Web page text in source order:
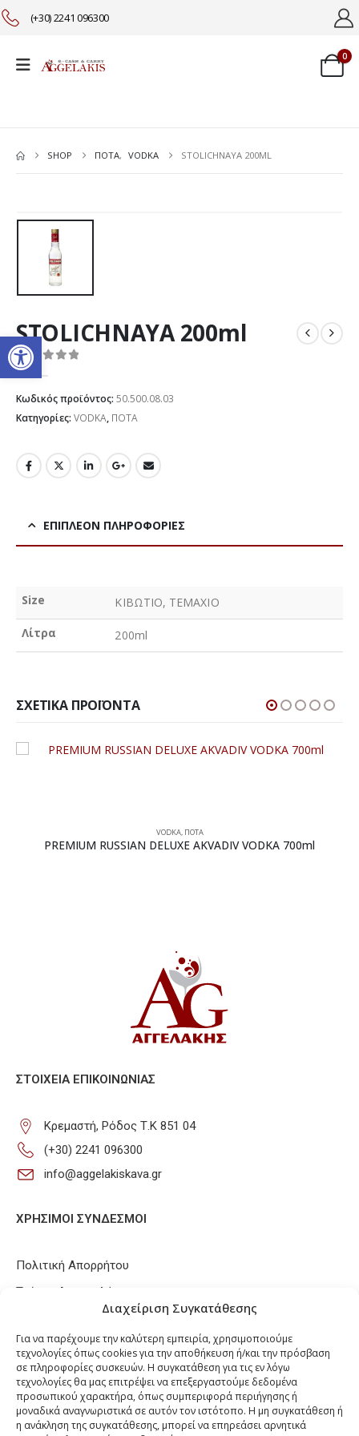
Ανοίξτε τη γραμμή
Διαχείριση Συγκατάθεσης
Για να παρέχουμε την καλύτερη εμπειρία, χρησιμοποιούμε
τεχνολογίες όπως cookies για την αποθήκευση ή/και την πρόσβαση
σε πληροφορίες συσκευών. Η συγκατάθεση για τις εν λόγω
τεχνολογίες θα μας επιτρέψει να επεξεργαστούμε δεδομένα
προσωπικού χαρακτήρα, όπως συμπεριφορά περιήγησης ή
μοναδικά αναγνωριστικά σε αυτόν τον ιστότοπο. Η μη συγκατάθεση ή
η ανάκληση της συγκατάθεσης, μπορεί να επηρεάσει αρνητικά
(+30) 2241 096300
0
SHOP ΠΟΤΑ, VODKA STOLICHNAYA 200ML
STOLICHNAYA 200ml
0out of 5
Κωδικός προϊόντος: 50.500.08.03
Κατηγορίες: VODKA, ΠΟΤΑ
ΕΠΙΠΛΈΟΝ ΠΛΗΡΟΦΟΡΊΕΣ
Size
ΚΙΒΩΤΙΟ, ΤΕΜΑΧΙΟ
Λίτρα
200ml
ΣΧΕΤΙΚΆ ΠΡΟΪΌΝΤΑ
VODKA, ΠΟΤΑ
PREMIUM RUSSIAN DELUXE AKVADIV VODKA 700ml
ΣΤΟΙΧΕΊΑ ΕΠΙΚΟΙΝΩΝΊΑΣ
Κρεμαστή, Ρόδος Τ.Κ 851 04
(+30) 2241 096300
info@aggelakiskava.gr
ΧΡΗΣΙΜΟΙ ΣΥΝΔΕΣΜΟΙ
Πολιτική Απορρήτου
Τρόποι Αποστολής
Πολιτική Επιστροφών / Ακυρώσεων
Πολιτική Cookies
FOLLOW US